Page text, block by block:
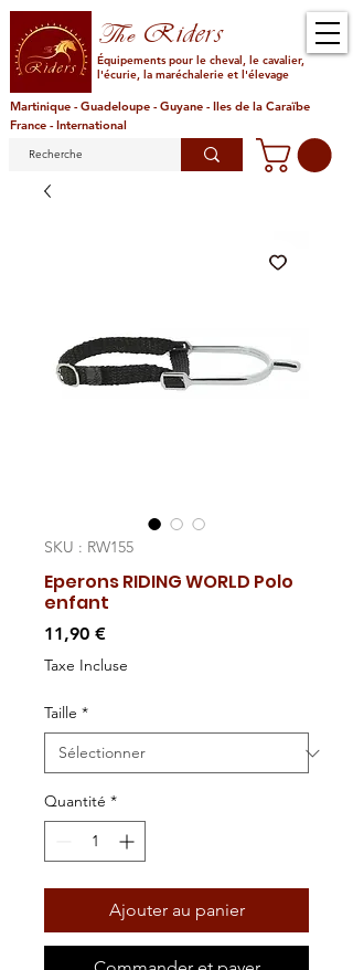
TheRiders
Équipements pour le cheval, le cavalier,
l'écurie, la maréchalerie et l'élevage
Martinique - Guadeloupe - Guyane - Iles de la Caraïbe
France - International
SKU : RW155
Eperons RIDING WORLD Polo
enfant
11,90 €Prix
Taxe Incluse
Taille *
Quantité *
Ajouter au panier